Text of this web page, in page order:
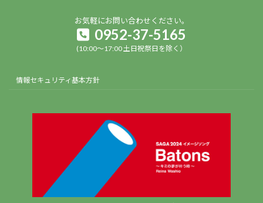
お気軽にお問い合わせください。
0952-37-5165
(10:00～17:00 土日祝祭日を除く）
情報セキュリティ基本方針